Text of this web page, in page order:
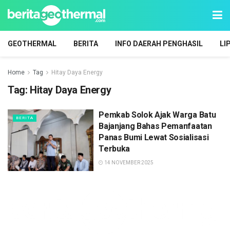
GEOTHERMAL BERITA INFO DAERAH PENGHASIL
Home Tag Hitay Daya Energy
Tag: Hitay Daya Energy
BERITA
Pemkab Solok Ajak Warga Batu
Bajanjang Bahas Pemanfaatan
Panas Bumi Lewat Sosialisasi
Terbuka
14 NOVEMBER 2025